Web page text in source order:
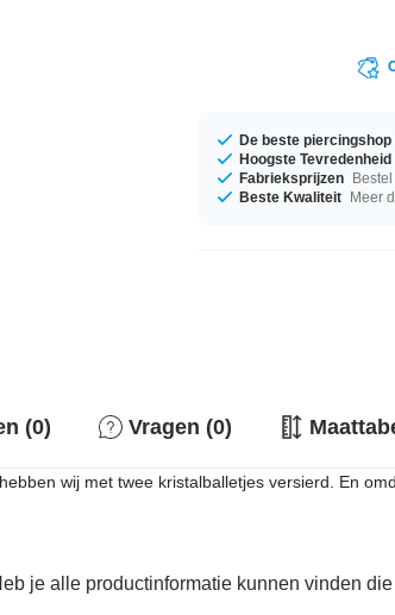
De beste piercingshop
Hoogste Tevredenheid
Fabrieksprijzen
Beste Kwaliteit Meer
(0) Vragen (0)
wij met twee kristalballetjes versierd. En
je alle productinformatie kunnen vinden